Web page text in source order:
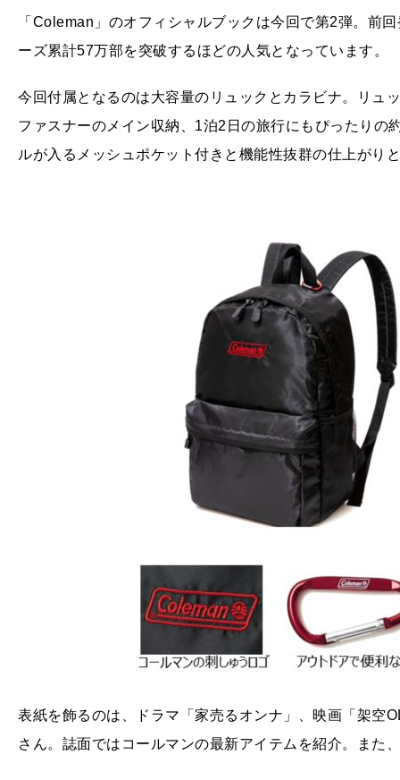
「Coleman」のオフィシャルブックは今回で第2弾。前
ーズ累計57万部を突破するほどの人気となっています。
今回付属となるのは大容量のリュックとカラビナ。リュ
ファスナーのメイン収納、1泊2日の旅行にもぴったり
ルが入るメッシュポケット付きと機能性抜群の仕上がり
表紙を飾るのは、ドラマ「家売るオンナ」、映画「架空
さん。誌面ではコールマンの最新アイテムを紹介。また